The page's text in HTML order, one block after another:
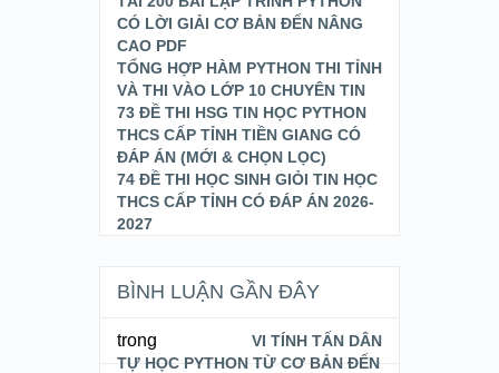
CÓ LỜI GIẢI CƠ BẢN ĐẾN NÂNG
CAO PDF
TỔNG HỢP HÀM PYTHON THI TỈNH
VÀ THI VÀO LỚP 10 CHUYÊN TIN
73 ĐỀ THI HSG TIN HỌC PYTHON
THCS CẤP TỈNH TIỀN GIANG CÓ
ĐÁP ÁN (MỚI & CHỌN LỌC)
74 ĐỀ THI HỌC SINH GIỎI TIN HỌC
THCS CẤP TỈNH CÓ ĐÁP ÁN 2026-
2027
BÌNH LUẬN GẦN ĐÂY
VI TÍNH TẤN DÂN
trong
TỰ HỌC PYTHON TỪ CƠ BẢN ĐẾN